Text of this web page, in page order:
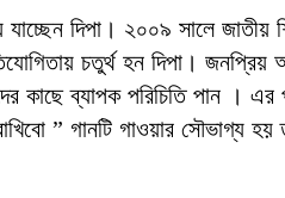
যাচ্ছেন দিপা। ২০০৯ সালে
চতুর্থ হন দিপা।
কাছে ব্যাপক পরিচিতি পান ।
” গানটি গাওয়ার সৌভাগ্য